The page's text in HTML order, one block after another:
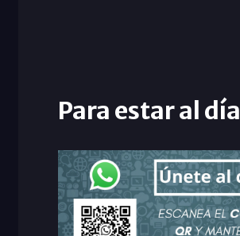
Para estar al día